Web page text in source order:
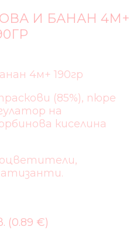
И БАНАН 4М+
4м+ 190гр
(85%), пюре
на
киселина
(0.89 €)